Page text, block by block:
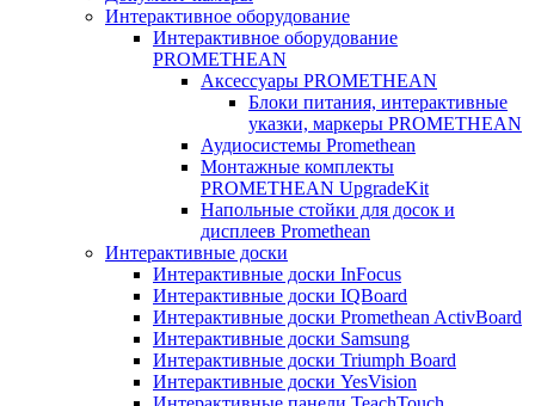
Интерактивное оборудование
Интерактивное оборудование
PROMETHEAN
Аксессуары PROMETHEAN
Блоки питания, интерактивные
указки, маркеры PROMETHEAN
Аудиосистемы Promethean
Монтажные комплекты
PROMETHEAN UpgradeKit
Напольные стойки для досок и
дисплеев Promethean
Интерактивные доски
Интерактивные доски InFocus
Интерактивные доски IQBoard
Интерактивные доски Promethean ActivBoard
Интерактивные доски Samsung
Интерактивные доски Triumph Board
Интерактивные доски YesVision